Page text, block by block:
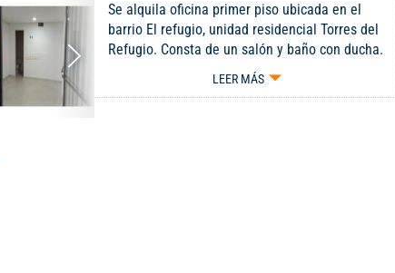
Se alquila oficina primer piso ubicada en el
barrio El refugio, unidad residencial Torres del
Refugio. Consta de un salón y baño con ducha.
Área de: 15.45 M2. VALOR DEL CANON:
$1.100.000 incluida administración. Cuenta
LEER MÁS